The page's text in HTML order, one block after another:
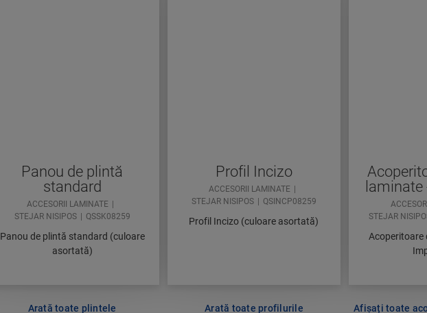
Panou de plintă
standard
ACCESORII LAMINATE
STEJAR NISIPOS
QSSK08259
Panou de plintă standard (culoare
asortată)
Arată toate plintele
Profil Incizo
ACCESORII LAMINATE
STEJAR NISIPOS
QSINCP08259
Profil Incizo (culoare asortată)
Arată toate profilurile
STEJAR
Acoperitoare
Afișați toate